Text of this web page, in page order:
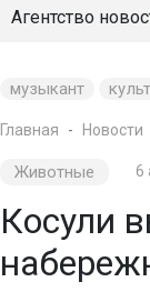
Агентство
музыкант
Главная Новости
Животные 6
Косули